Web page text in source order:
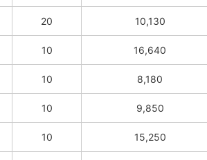
20 10,130
10 16,640
10 8,180
10 9,850
10 15,250